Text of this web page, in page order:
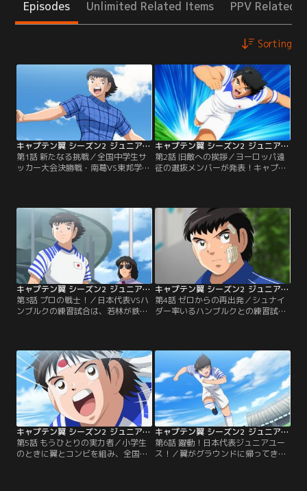
Episodes Unlimited Related Items PPV Related
Sorting
キャプテン翼 シーズン2 ジュニアユース編 第01話
第1話 新たなる挑戦／全国中学生サ
ッカー大会決勝戦・南葛VS東邦学園
は前代未聞の同時優勝で幕を閉じ
加せず、自宅で怪我の療養中。サッ
カーが紡いでくれた仲間との日々を
振り返り、ドイツに留学したゴール
キーパー・若林源三との出会いを思
い出していた。翼抜きの日本代表
は…。
キャプテン翼 シーズン2 ジュニアユース編 第02話
第2話 旧敵への挨拶／ヨーロッパ遠
征の選抜メンバーが発表！キャプテ
た10番のユニフォームを手にして復
活を誓う。ドイツを訪れた選抜メン
バーは練習試合の相手・ハンブルク
の若林に再会した。ゴール奪う気
満々の日向は闘志を剥き出しにする
も、若林は…。
キャプテン翼 シーズン2 ジュニアユース編 第03話
第3話 プロの戦士！／日本代表VSハ
ンブルクの練習試合は、若林が鉄壁
命に繋いだパスでチャンスを得たも
のの、シュナイダーの激しいプレイ
によって阻止されてしまう。思わず
怒りを爆発させるが、若林は「サッ
カーは格闘技のはずだぜ！」と一蹴
する。絶望的な…。
キャプテン翼 シーズン2 ジュニアユース編 第04話
第4話 ゼロからの再出発／シュナイ
ダー率いるハンブルクとの練習試合
言。新キャプテンになった松山は仲
間からの信頼を勝ち取るため、シュ
ナイダーの強さを知った日向は彼を
超えるシュートを編み出すため、そ
れぞれの理由で練習に明け暮れる。
さらにジュニアユースを…。
キャプテン翼 シーズン2 ジュニアユース編 第05話
第5話 もうひとりの実力者／小学生
のときに翼とコンビを組み、全国大
キャプテン翼 シーズン2 ジュニアユース編 第06話
第6話 躍動！日本代表ジュニアユー
ス！／翼がグラウンドに帰ってき